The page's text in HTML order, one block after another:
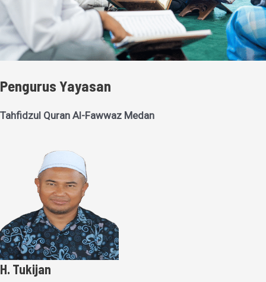
Pengurus Yayasan
Tahfidzul Quran Al-Fawwaz Medan
H. Tukijan